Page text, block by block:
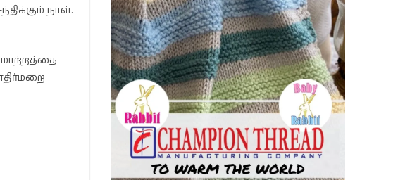
நாள்.